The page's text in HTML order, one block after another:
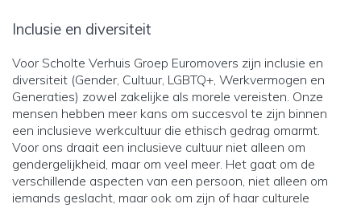
Inclusie en diversiteit
Voor Scholte Verhuis Groep Euromovers zijn inclusie en
diversiteit (Gender, Cultuur, LGBTQ+, Werkvermogen en
Generaties) zowel zakelijke als morele vereisten. Onze
mensen hebben meer kans om succesvol te zijn binnen
een inclusieve werkcultuur die ethisch gedrag omarmt.
Voor ons draait een inclusieve cultuur niet alleen om
gendergelijkheid, maar om veel meer. Het gaat om de
verschillende aspecten van een persoon, niet alleen om
iemands geslacht, maar ook om zijn of haar culturele